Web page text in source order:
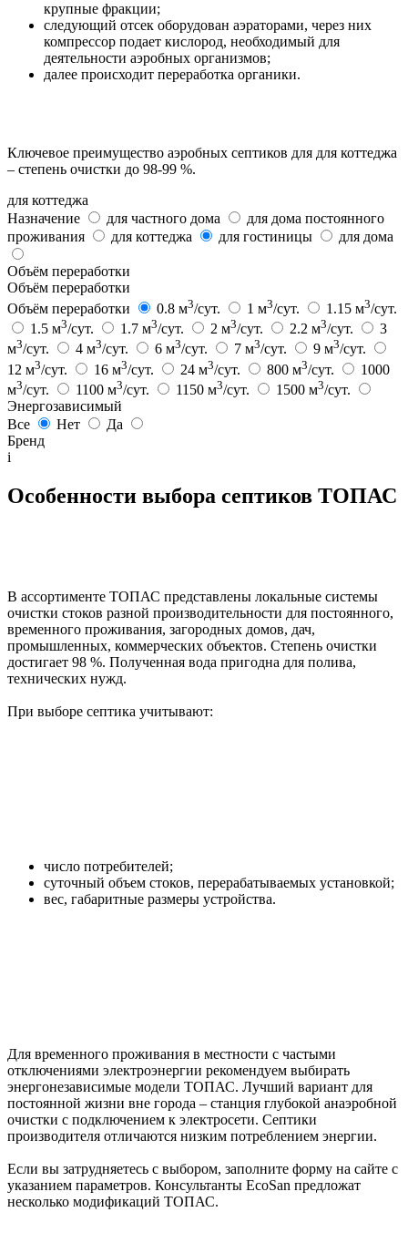
крупные фракции;
следующий отсек оборудован аэраторами, через них
компрессор подает кислород, необходимый для
деятельности аэробных организмов;
далее происходит переработка органики.
Ключевое преимущество аэробных септиков для для коттеджа
– степень очистки до 98-99 %.
для коттеджа
Назначение
для частного дома
для дома постоянного
проживания
для коттеджа для гостиницы для дома
Объём переработки
Объём переработки
Объём переработки
0.8 м3/сут. 1 м3/сут. 1.15 м3/сут.
1.5 м3/сут. 1.7 м3/сут. 2 м3/сут. 2.2 м3/сут.
3
м3/сут. 4 м3/сут. 6 м3/сут. 7 м3/сут. 9 м3/сут.
12 м3/сут. 16 м3/сут. 24 м3/сут. 800 м3/сут.
1000
м3/сут. 1100 м3/сут. 1150 м3/сут. 1500 м3/сут.
Энергозависимый
Все
Нет
Да
Бренд
i
Особенности выбора септиков ТОПАС
В ассортименте ТОПАС представлены локальные системы
очистки стоков разной производительности для постоянного,
временного проживания, загородных домов, дач,
промышленных, коммерческих объектов. Степень очистки
достигает 98 %. Полученная вода пригодна для полива,
технических нужд.
При выборе септика учитывают:
число потребителей;
суточный объем стоков, перерабатываемых установкой;
вес, габаритные размеры устройства.
Для временного проживания в местности с частыми
отключениями электроэнергии рекомендуем выбирать
энергонезависимые модели ТОПАС. Лучший вариант для
постоянной жизни вне города – станция глубокой анаэробной
очистки с подключением к электросети. Септики
производителя отличаются низким потреблением энергии.
Если вы затрудняетесь с выбором, заполните форму на сайте с
указанием параметров. Консультанты EcoSan предложат
несколько модификаций ТОПАС.